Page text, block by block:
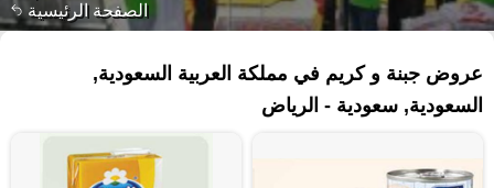
الصفحة الرئيسية
عروض جبنة و كريم في مملكة العربية السعودية,
السعودية, سعودية - الرياض